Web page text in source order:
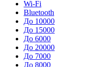
Wi-Fi
Bluetooth
До 10000
До 15000
До 6000
До 20000
До 7000
До 8000